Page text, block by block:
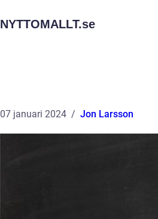
NYTTOMALLT.se
07 januari 2024 Jon Larsson